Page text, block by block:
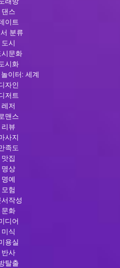
댄스
이트
분류
도시
시문화
시화
이터: 세계
자인
저트
레저
맨스
리뷰
사지
족도
맛집
명상
명예
모험
서작성
문화
디어
미식
용실
반사
탈출